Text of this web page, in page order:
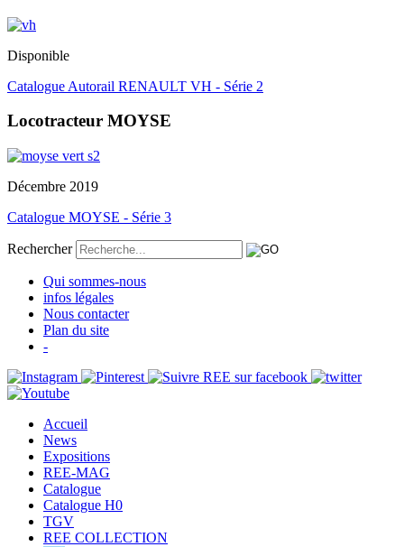
Disponible
Catalogue Autorail RENAULT VH - Série 2
Locotracteur MOYSE
Décembre 2019
Catalogue MOYSE - Série 3
Rechercher
Qui sommes-nous
infos légales
Nous contacter
Plan du site
-
Accueil
News
Expositions
REE-MAG
Catalogue
Catalogue H0
TGV
REE COLLECTION